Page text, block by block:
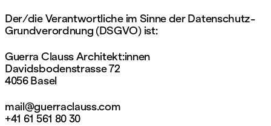
Der/die Verantwortliche im Sinne der Datenschutz-
Grundverordnung (DSGVO) ist:
Guerra Clauss Architekt:innen
Davidsbodenstrasse 72
4056 Basel
mail@guerraclauss.com
+41 61 561 80 30